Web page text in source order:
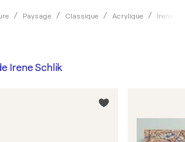
Paysage Classique Acrylique Irene
Irene Schlik